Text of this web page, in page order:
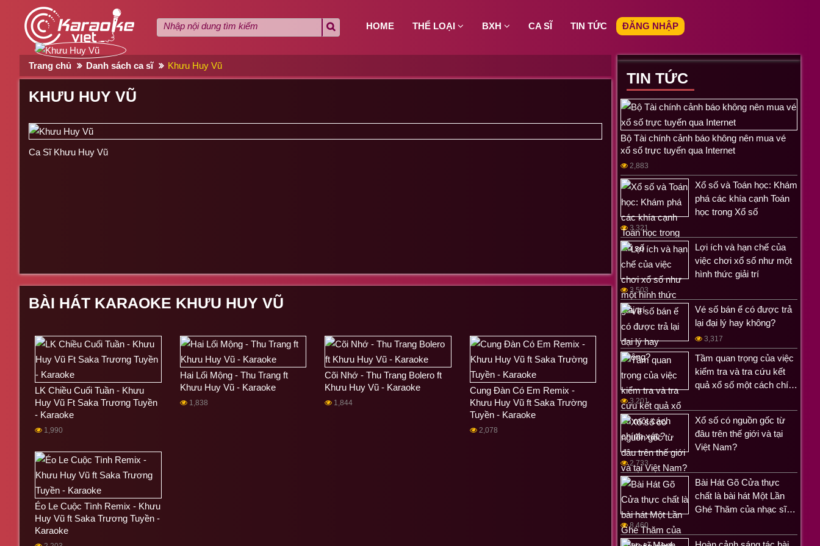
HOME THỂ LOẠI BXH CA SĨ TIN TỨC ĐĂNG NHẬP
Trang chủ Danh sách ca sĩ Khưu Huy Vũ
KHƯU HUY VŨ
Ca Sĩ Khưu Huy Vũ
BÀI HÁT KARAOKE KHƯU HUY VŨ
LK Chiều Cuối Tuần - Khưu
Huy Vũ Ft Saka Trương Tuyền
- Karaoke
1,990
Hai Lối Mộng - Thu Trang ft
Khưu Huy Vũ - Karaoke
1,838
Cõi Nhớ - Thu Trang Bolero ft
Khưu Huy Vũ - Karaoke
1,844
Cung Đàn Có Em Remix -
Khưu Huy Vũ ft Saka Trường
Tuyền - Karaoke
2,078
Éo Le Cuộc Tình Remix - Khưu
Huy Vũ ft Saka Trương Tuyền -
Karaoke
TIN TỨC
Bộ Tài chính cảnh báo không nên mua vé
xổ số trực tuyến qua Internet
2,883
Xổ số và Toán học: Khám
phá các khía cạnh Toán
học trong Xổ số
3,321
Lợi ích và hạn chế của
việc chơi xổ số như một
hình thức giải trí
3,503
Vé số bán ế có được trả
lại đại lý hay không?
3,317
Tầm quan trọng của việc
kiểm tra và tra cứu kết
quả xổ số một cách chí…
3,201
Xổ số có nguồn gốc từ
đâu trên thế giới và tại
Việt Nam?
2,733
Bài Hát Gõ Cửa thực
chất là bài hát Một Lần
Ghé Thăm của nhạc sĩ…
8,460